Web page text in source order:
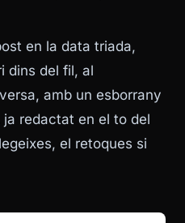
en la data triada,
dins del fil, al
amb un esborrany
redactat en el to del
el retoques si